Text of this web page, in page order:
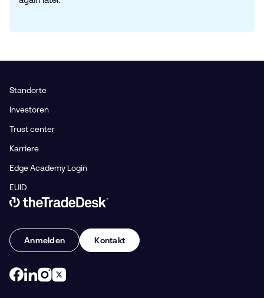
Standorte
Investoren
Trust center
Karriere
Edge Academy Login
EUID
Link to The Trade Desk Home Page
Anmelden Kontakt